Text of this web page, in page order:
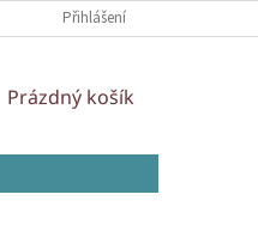
Přihlášení
NÁKUPNÍ
Prázdný košík